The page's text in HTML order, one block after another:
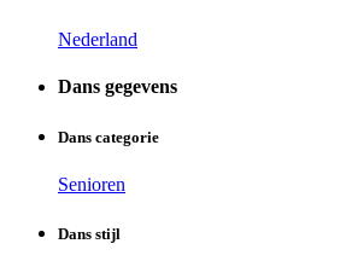
Nederland
Dans gegevens
Dans categorie
Senioren
Dans stijl